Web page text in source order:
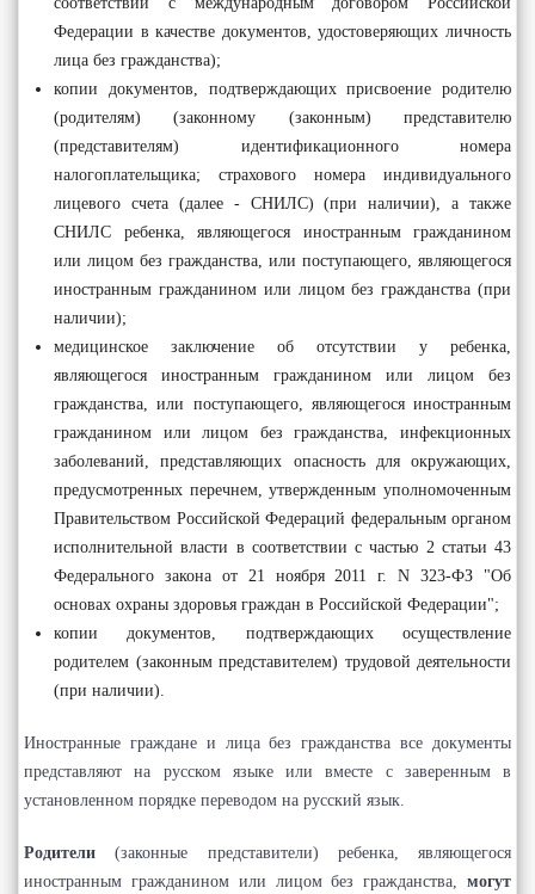
Федерации в качестве документов, удостоверяющих личность
лица без гражданства);
копии документов, подтверждающих присвоение родителю
(родителям) (законному (законным) представителю
(представителям) идентификационного номера
налогоплательщика; страхового номера индивидуального
лицевого счета (далее - СНИЛС) (при наличии), а также
СНИЛС ребенка, являющегося иностранным гражданином
или лицом без гражданства, или поступающего, являющегося
иностранным гражданином или лицом без гражданства (при
наличии);
медицинское заключение об отсутствии у ребенка,
являющегося иностранным гражданином или лицом без
гражданства, или поступающего, являющегося иностранным
гражданином или лицом без гражданства, инфекционных
заболеваний, представляющих опасность для окружающих,
предусмотренных перечнем, утвержденным уполномоченным
Правительством Российской Федераций федеральным органом
исполнительной власти в соответствии с частью 2 статьи 43
Федерального закона от 21 ноября 2011 г. N 323-ФЗ "Об
основах охраны здоровья граждан в Российской Федерации";
копии документов, подтверждающих осуществление
родителем (законным представителем) трудовой деятельности
(при наличии).
Иностранные граждане и лица без гражданства все документы
представляют на русском языке или вместе с заверенным в
установленном порядке переводом на русский язык.
Родители (законные представители) ребенка, являющегося
иностранным гражданином или лицом без гражданства, могут